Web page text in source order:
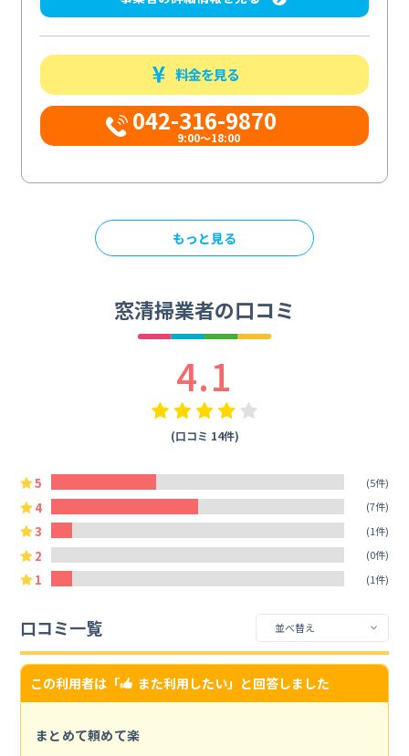
料金を見る
042-316-9870
9:00〜18:00
もっと見る
窓清掃業者の口コミ
4.1
(口コミ 14件)
5 (5件)
4 (7件)
3 (1件)
2 (0件)
1 (1件)
口コミ一覧
この利用者は「 また利用したい」と回答しました
まとめて頼めて楽